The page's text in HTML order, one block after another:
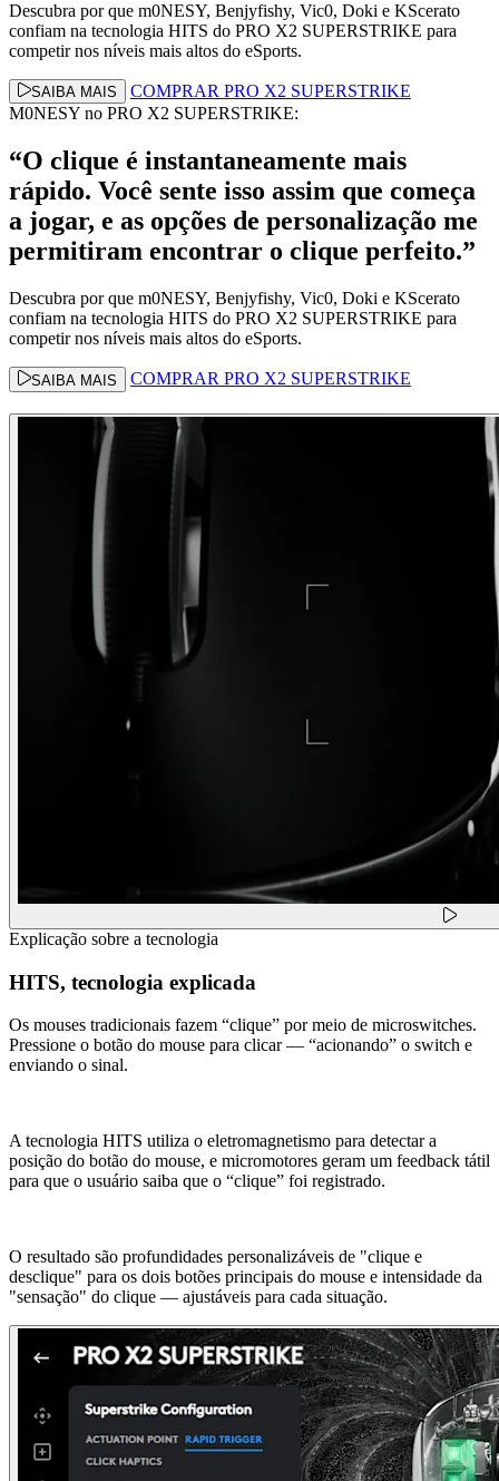
Descubra por que m0NESY, Benjyfishy, Vic0, Doki e KScerato
confiam na tecnologia HITS do PRO X2 SUPERSTRIKE para
competir nos níveis mais altos do eSports.
SAIBA MAIS
COMPRAR PRO X2 SUPERSTRIKE
M0NESY no PRO X2 SUPERSTRIKE:
“O clique é instantaneamente mais
rápido. Você sente isso assim que começa
a jogar, e as opções de personalização me
permitiram encontrar o clique perfeito.”
Descubra por que m0NESY, Benjyfishy, Vic0, Doki e KScerato
confiam na tecnologia HITS do PRO X2 SUPERSTRIKE para
competir nos níveis mais altos do eSports.
SAIBA MAIS COMPRAR PRO X2 SUPERSTRIKE
Explicação sobre a tecnologia
HITS, tecnologia explicada
Os mouses tradicionais fazem “clique” por meio de microswitches.
Pressione o botão do mouse para clicar — “acionando” o switch e
enviando o sinal.
A tecnologia HITS utiliza o eletromagnetismo para detectar a
posição do botão do mouse, e micromotores geram um feedback tátil
para que o usuário saiba que o “clique” foi registrado.
O resultado são profundidades personalizáveis de "clique e
desclique" para os dois botões principais do mouse e intensidade da
"sensação" do clique — ajustáveis para cada situação.